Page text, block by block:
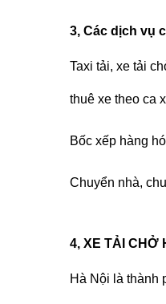
3, Các dịch vụ
Taxi tải, xe tải
thuê xe theo ca
Bốc xếp hàng
Chuyển nhà,
4, XE TẢI CHỞ
Hà Nội là thành